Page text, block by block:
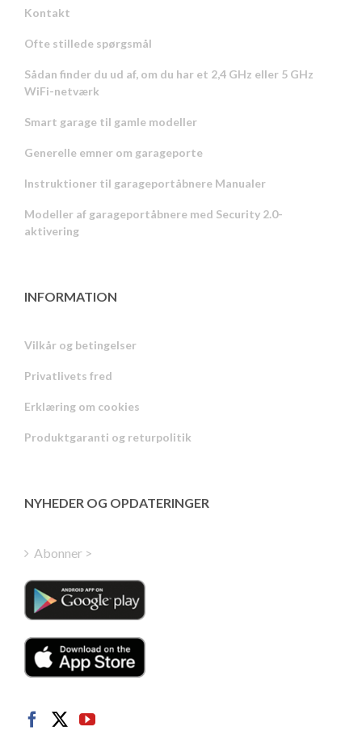
Kontakt
Ofte stillede spørgsmål
Sådan finder du ud af, om du har et 2,4 GHz eller 5 GHz
WiFi-netværk
Smart garage til gamle modeller
Generelle emner om garageporte
Instruktioner til garageportåbnere Manualer
Modeller af garageportåbnere med Security 2.0-
aktivering
INFORMATION
Vilkår og betingelser
Privatlivets fred
Erklæring om cookies
Produktgaranti og returpolitik
NYHEDER OG OPDATERINGER
Abonner >